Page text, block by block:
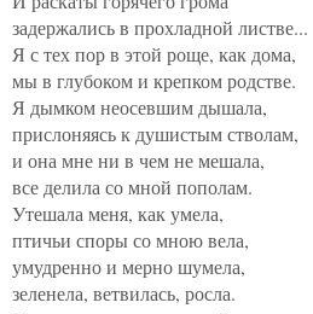
задержались в прохладной листве...
Я с тех пор в этой роще, как дома,
мы в глубоком и крепком родстве.
Я дымком неосевшим дышала,
прислоняясь к душистым стволам,
и она мне ни в чем не мешала,
все делила со мной пополам.
Утешала меня, как умела,
птичьи споры со мною вела,
умудренно и мерно шумела,
зеленела, ветвилась, росла.